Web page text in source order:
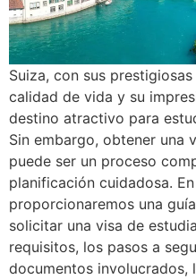
Suiza, con sus
calidad de vida y su
destino atractivo para
Sin embargo, obtener una
puede ser un proceso
planificación cuidadosa.
proporcionaremos una
solicitar una visa de
requisitos, los pasos a
documentos involucrados,